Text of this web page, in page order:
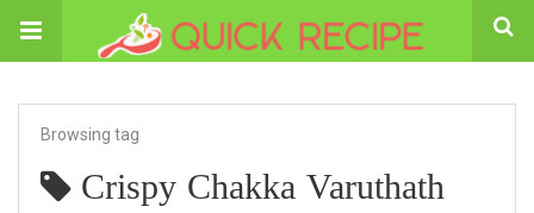
Browsing tag
Crispy Chakka Varuthath